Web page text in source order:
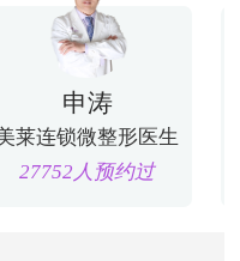
申涛
莱连锁微整形医生
27752人预约过